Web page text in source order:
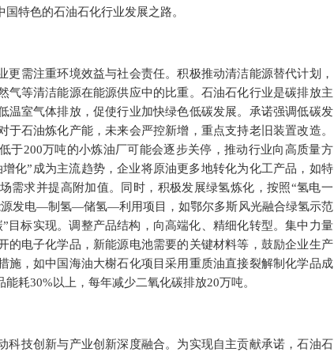
特色的石油石化行业发展之路。
更需注重环境效益与社会责任。积极推动清洁能源替代计划，
气等清洁能源在能源供应中的比重。石油石化行业是碳排放主
温室气体排放，促使行业加快绿色低碳发展。承诺强调低碳发
于石油炼化产能，未来会严控新增，重点支持老旧装置改造。
于200万吨的小炼油厂可能会逐步关停，推动行业向高质量方
化”成为主流趋势，企业将原油更多地转化为化工产品，如特
需求并提高附加值。同时，积极发展绿氢炼化，按照“氢电一
源发电—制氢—储氢—利用项目，如鄂尔多斯风光融合绿氢示范
目标实现。调整产品结构，向高端化、精细化转型。集中力量
的电子化学品，新能源电池需要的关键材料等，鼓励企业生产
施，如中国海油大榭石化项目采用重质油直接裂解制化学品成
耗30%以上，每年减少二氧化碳排放20万吨。
科技创新与产业创新深度融合。为实现自主贡献承诺，石油石